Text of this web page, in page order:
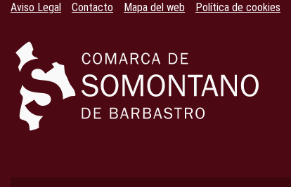
Aviso Legal Contacto Mapa del web Política de cookies